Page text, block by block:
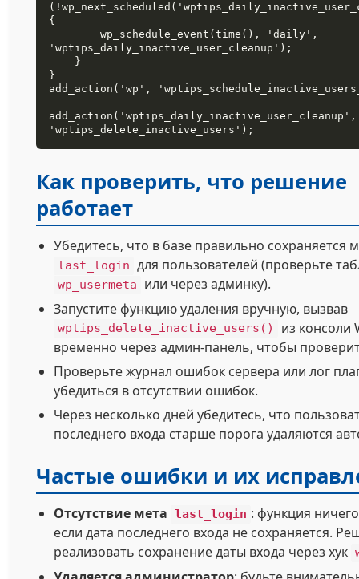
{
'wptips_daily_inactive_user_cleanup');
}
add_action('wp',
'wptips_delete_inactive_users');
Как проверить, что решение
работает
Убедитесь, что в базе правильно сохраняется
last_login для пользователей (проверьте
wp_usermeta
или через админку).
Запустите функцию удаления вручную, вызвав
wptips_delete_inactive_users()
из консоли
временно через админ-панель, чтобы
Проверьте журнал ошибок сервера или лог
убедиться в отсутствии ошибок.
Через несколько дней убедитесь, что
последнего входа старше порога удаляются
Частые ошибки и их
Отсутствие мета last_login : функция
если дата последнего входа не сохраняется.
реализовать сохранение даты входа через хук